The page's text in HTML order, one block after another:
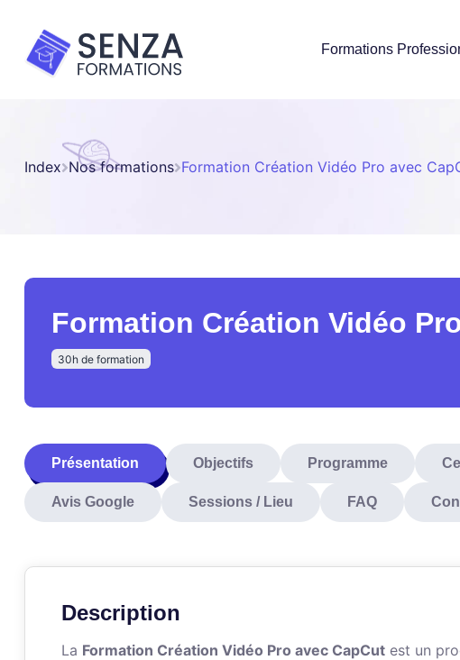
Formations
Index Nos formations Formation Création Vidéo Pro avec
Formation Création Vidéo
30h de formation
Présentation Objectifs Programme
Avis Google Sessions / Lieu FAQ
Description
La Formation Création Vidéo Pro avec CapCut est un